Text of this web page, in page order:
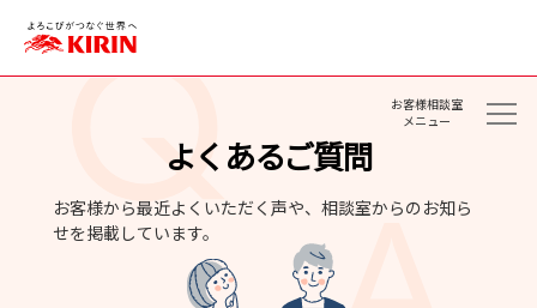
よくあるご質問
お客様から最近よくいただく声や、相談室からのお知ら
せを掲載しています。
お客様相談室
メニュー